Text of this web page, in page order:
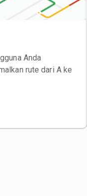
Anda
rute dari A ke